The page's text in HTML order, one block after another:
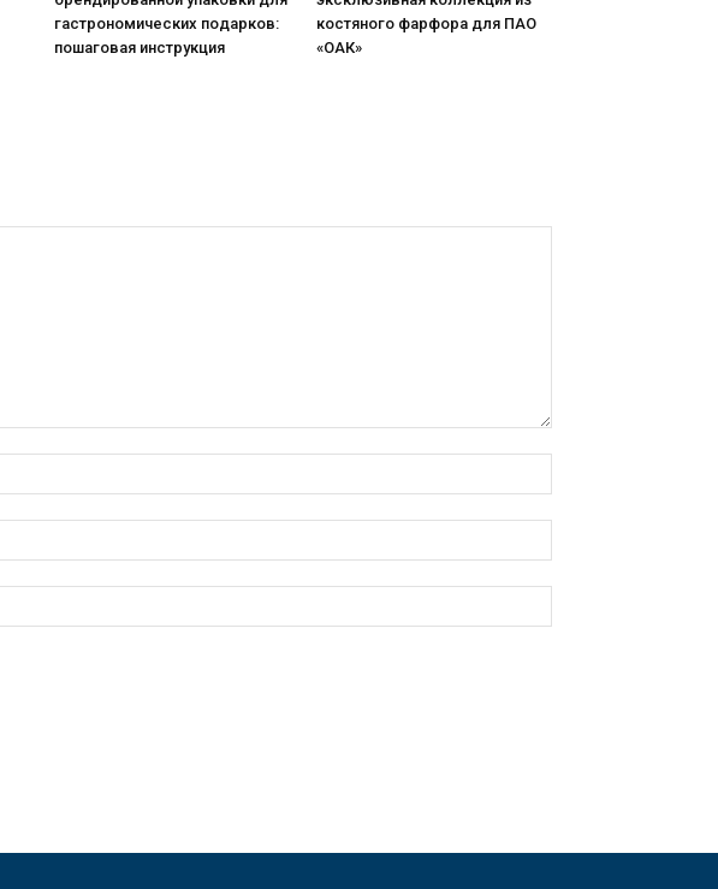
гастрономических подарков:
пошаговая инструкция
костяного фарфора для ПАО
«ОАК»